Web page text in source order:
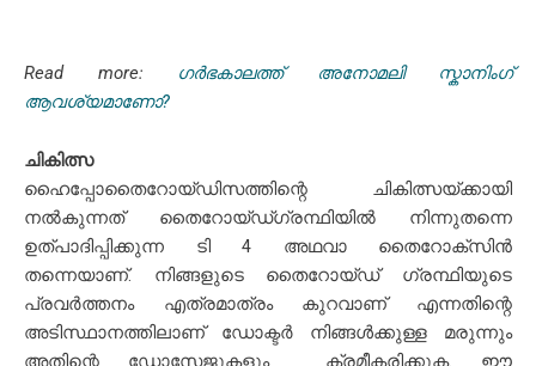
Read more:
ഗർഭകാലത്ത് അനോമലി സ്കാനിംഗ്
ആവശ്യമാണോ?
ചികിത്സ
ഹൈപ്പോതൈറോയ്ഡിസത്തിന്റെ ചികിത്സയ്ക്കായി
നല്‍കുന്നത് തൈറോയ്ഡ്ഗ്രന്ഥിയില്‍ നിന്നുതന്നെ
ഉത്പാദിപ്പിക്കുന്ന ടി 4 അഥവാ തൈറോക്‌സിന്‍
തന്നെയാണ്. നിങ്ങളുടെ തൈറോയ്ഡ് ഗ്രന്ഥിയുടെ
പ്രവർത്തനം എത്രമാത്രം കുറവാണ് എന്നതിന്റെ
അടിസ്ഥാനത്തിലാണ് ഡോക്ടർ നിങ്ങൾക്കുള്ള മരുന്നും
അതിന്റെ ഡോസേജുകളും ക്രമീകരിക്കുക. ഈ